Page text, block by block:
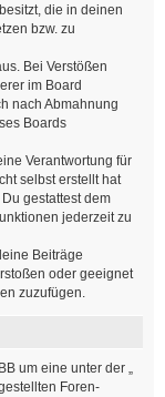
die in deinen
bzw. zu
Bei Verstößen
im Board
nach Abmahnung
Boards
Verantwortung für
selbst erstellt hat
gestattest dem
jederzeit zu
Beiträge
oder geeignet
zuzufügen.
um eine unter der „
Foren-